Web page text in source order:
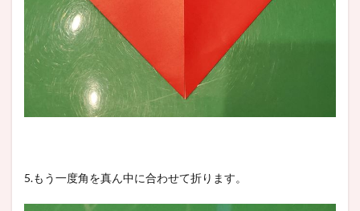
5.もう一度角を真ん中に合わせて折ります。